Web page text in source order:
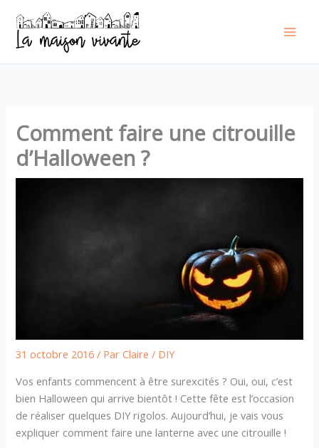
contenu
Comment faire une citrouille
d’Halloween ?
31 octobre 2016/ ParClaire/ DIY
Vos enfants commencent à être surexcités ? Oui, oui, c’est
bien Halloween qui arrive bientôt ! Cette fête est l’occasion
de réaliser quelques DIY rigolos. Aujourd’hui, je vais vous
expliquer comment faire une lanterne avec une citrouille !